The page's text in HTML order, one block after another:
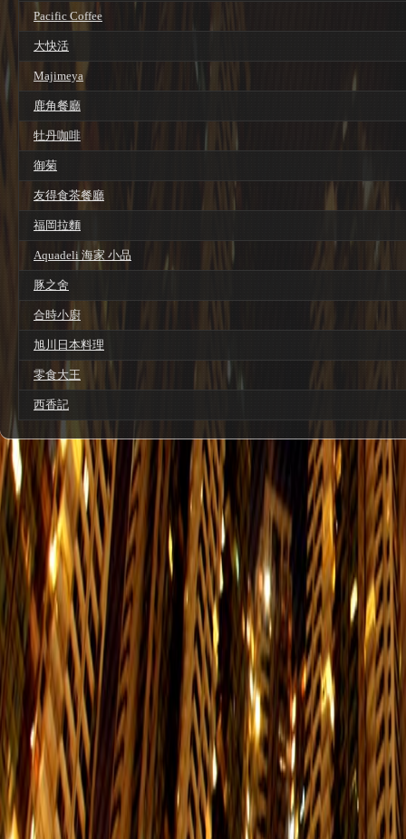
Pacific Coffee
大快活
Majimeya
鹿角餐廳
牡丹咖啡
御菊
友得食茶餐廳
福岡拉麵
Aquadeli 海家 小品
豚之舍
合時小廚
旭川日本料理
零食大王
西香記